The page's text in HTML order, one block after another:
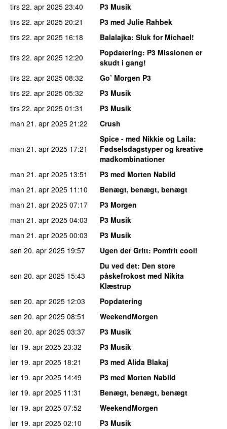
tirs 22. apr 2025 23:40
P3 Musik
tirs 22. apr 2025 20:21
P3 med Julie Rahbek
tirs 22. apr 2025 16:18 Balalajka: Sluk for Michael!
tirs 22. apr 2025 12:20 Popdatering: P3 Missionen er
skudt i gang!
tirs 22. apr 2025 08:32
Go’ Morgen P3
tirs 22. apr 2025 05:32
P3 Musik
tirs 22. apr 2025 01:31
P3 Musik
man 21. apr 2025 21:22 Crush
man 21. apr 2025 17:21
Spice - med Nikkie og Laila:
Fødselsdagstyper og kreative
madkombinationer
man 21. apr 2025 13:51
P3 med Morten Nabild
man 21. apr 2025 11:10
Benægt, benægt, benægt
man 21. apr 2025 07:17
P3 Morgen
man 21. apr 2025 04:03
P3 Musik
man 21. apr 2025 00:03
P3 Musik
søn 20. apr 2025 19:57 Ugen der Gritt: Pomfrit cool!
søn 20. apr 2025 15:43
Du ved det: Den store
påskefrokost med Nikita
Klæstrup
søn 20. apr 2025 12:03
Popdatering
søn 20. apr 2025 08:51
WeekendMorgen
søn 20. apr 2025 03:37
P3 Musik
lør 19. apr 2025 23:32
P3 Musik
lør 19. apr 2025 18:21
P3 med Alida Blakaj
lør 19. apr 2025 14:49
P3 med Morten Nabild
lør 19. apr 2025 11:31
Benægt, benægt, benægt
lør 19. apr 2025 07:52
WeekendMorgen
lør 19. apr 2025 02:10 P3 Musik